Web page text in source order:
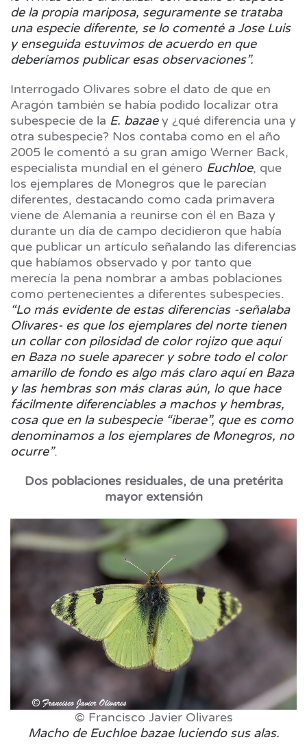
de la propia mariposa, seguramente se trataba
una especie diferente, se lo comenté a Jose Luis
y enseguida estuvimos de acuerdo en que
deberíamos publicar esas observaciones”.
Interrogado Olivares sobre el dato de que en
Aragón también se había podido localizar otra
subespecie de la E. bazaey ¿qué diferencia una y
otra subespecie? Nos contaba como en el año
2005 le comentó a su gran amigo Werner Back,
especialista mundial en el género Euchloe, que
los ejemplares de Monegros que le parecían
diferentes, destacando como cada primavera
viene de Alemania a reunirse con él en Baza y
durante un día de campo decidieron que había
que publicar un artículo señalando las diferencias
que habíamos observado y por tanto que
merecía la pena nombrar a ambas poblaciones
como pertenecientes a diferentes subespecies.
“Lo más evidente de estas diferencias -señalaba
Olivares- es que los ejemplares del norte tienen
un collar con pilosidad de color rojizo que aquí
en Baza no suele aparecer y sobre todo el color
amarillo de fondo es algo más claro aquí en Baza
y las hembras son más claras aún, lo que hace
fácilmente diferenciables a machos y hembras,
cosa que en la subespecie “iberae”, que es como
denominamos a los ejemplares de Monegros, no
ocurre”.
Dos poblaciones residuales, de una pretérita
mayor extensión
© Francisco Javier Olivares
Macho de Euchloe bazae luciendo sus alas.